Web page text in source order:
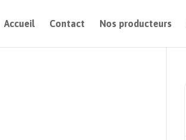
Accueil Contact Nos producteurs